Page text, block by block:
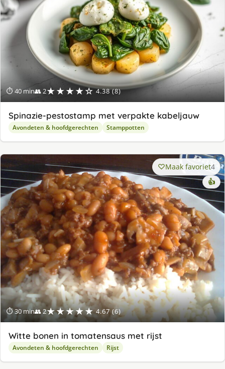
⏱ 40 min👥 2★★★★☆ 4.38 (8)
Spinazie-pestostamp met verpakte kabeljauw
Avondeten & hoofdgerechten Stamppotten
⏱ 30 min👥 2★★★★★ 4.67 (6)
Maak favoriet4
👍
Witte bonen in tomatensaus met rijst
Avondeten & hoofdgerechten Rijst